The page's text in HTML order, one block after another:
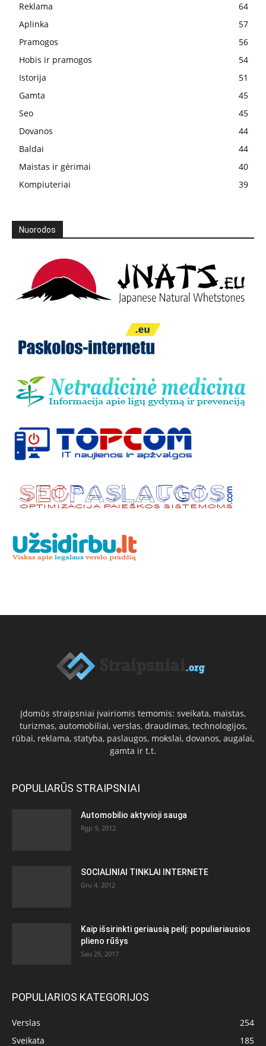
Reklama
64
Aplinka
57
Pramogos
56
Hobis ir pramogos
54
Istorija
51
Gamta
45
Seo
45
Dovanos
44
Baldai
44
Maistas ir gėrimai
40
Kompiuteriai
39
Nuorodos
Įdomūs straipsniai įvairiomis temomis: sveikata, maistas,
turizmas, automobiliai, verslas, draudimas, technologijos,
rūbai, reklama, statyba, paslaugos, mokslai, dovanos, augalai,
gamta ir t.t.
POPULIARŪS STRAIPSNIAI
Automobilio aktyvioji sauga
Rgp 9, 2012
SOCIALINIAI TINKLAI INTERNETE
Gru 4, 2012
Kaip išsirinkti geriausią peilį: populiariausios
plieno rūšys
Sau 25, 2017
POPULIARIOS KATEGORIJOS
Verslas
254
Sveikata
185